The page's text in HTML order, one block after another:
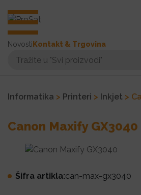
Novosti Kontakt & Trgovina
Informatika > Printeri > Inkjet >
Canon Maxify GX3040
Šifra artikla:can-max-gx3040